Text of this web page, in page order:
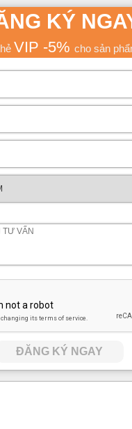
KÝ
VIP -5% cho sản
ĐĂNG KÝ NGAY